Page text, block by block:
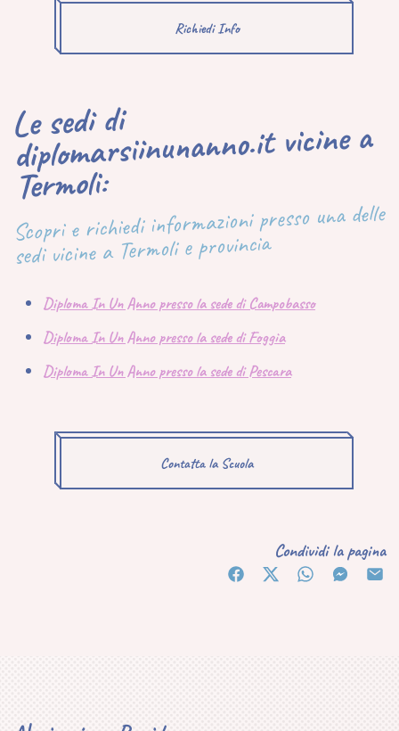
Richiedi Info
Le sedi di
diplomarsiinunanno.it vicine a
Termoli:
Scopri e richiedi informazioni presso una delle
sedi vicine a Termoli e provincia
Diploma In Un Anno presso la sede di Campobasso
Diploma In Un Anno presso la sede di Foggia
Diploma In Un Anno presso la sede di Pescara
Contatta la Scuola
Condividi la pagina